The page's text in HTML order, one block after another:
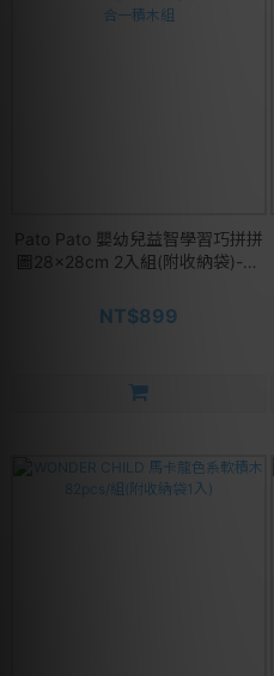
Pato Pato 嬰幼兒益智學習巧拼拼
圖28x28cm 2入組(附收納袋)-交
NT$899